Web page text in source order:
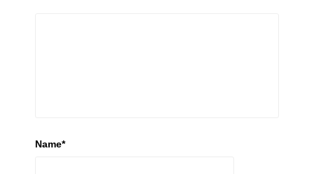
Name*